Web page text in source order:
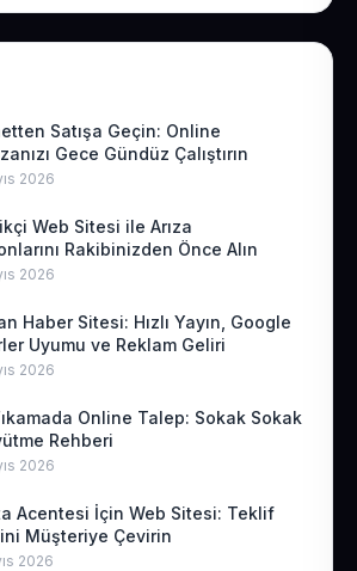
Satışa Geçin: Online
Gece Gündüz Çalıştırın
2026
Web Sitesi ile Arıza
Rakibinizden Önce Alın
2026
Haber Sitesi: Hızlı Yayın, Google
Uyumu ve Reklam Geliri
2026
Online Talep: Sokak Sokak
Rehberi
2026
Acentesi İçin Web Sitesi: Teklif
Müşteriye Çevirin
2026